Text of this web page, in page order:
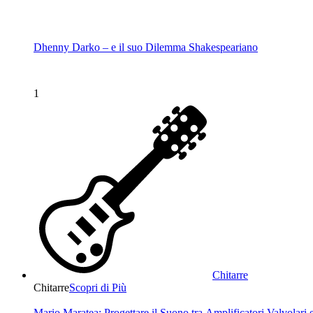
Dhenny Darko – e il suo Dilemma Shakespeariano
1
Chitarre
ChitarreScopri di Più